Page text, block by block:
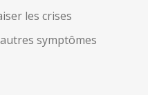
les crises
symptômes